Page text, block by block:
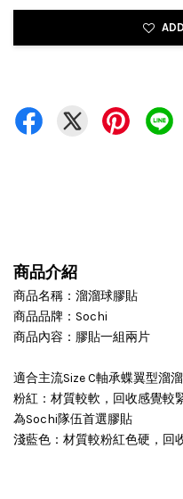
商品介紹
商品名稱：溜溜球膠貼
商品品牌：Sochi
商品內容：膠貼一組兩片
適合主流Size C軸承蝶翼型溜
粉紅：材質較軟，回收感覺較
為Sochi隊伍首選膠貼
淺藍色：材質較粉紅色硬，回